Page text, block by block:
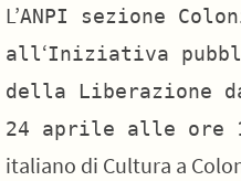
L’ANPI sezione
all‘Iniziativa
della Liberazione
24 aprile alle ore
italiano di Cultura a